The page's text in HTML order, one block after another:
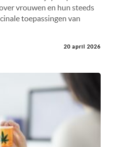
vrouwen en hun steeds
toepassingen van
20 april 2026